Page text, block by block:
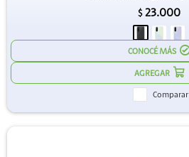
$ 23.000
CONOCÉ MÁS
Comparar